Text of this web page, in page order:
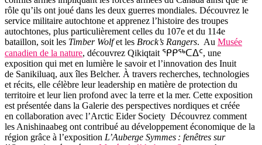
rôle qu’ils ont joué dans les deux guerres mondiales. Découvrez le
service militaire autochtone et apprenez l’histoire des troupes
autochtones, plus particulièrement celles du 107e et du 114e
bataillon, soit les Timber Wolfet les Brock’s Rangers. Au Musée
canadien de la nature, découvrez Qikiqtait ᕿᑭᖅᑕᐃᑦ, une
exposition qui met en lumière le savoir et l’innovation des Inuit
de Sanikiluaq, aux îles Belcher. À travers recherches, technologies
et récits, elle célèbre leur leadership en matière de protection du
territoire et leur lien profond avec la terre et la mer. Cette exposition
est présentée dans la Galerie des perspectives nordiques et créée
en collaboration avec l’Arctic Eider Society Découvrez comment
les Anishinaabeg ont contribué au développement économique de la
région grâce à l’exposition L’Auberge Symmes : fenêtres sur